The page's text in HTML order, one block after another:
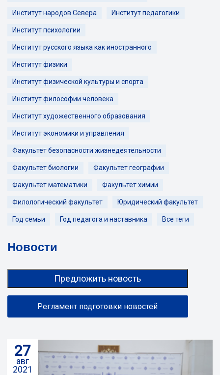
Институт народов Севера Институт педагогики
Институт психологии
Институт русского языка как иностранного
Институт физики
Институт физической культуры и спорта
Институт философии человека
Институт художественного образования
Институт экономики и управления
Факультет безопасности жизнедеятельности
Факультет биологии Факультет географии
Факультет математики Факультет химии
Филологический факультет Юридический факультет
Год семьи Год педагога и наставника Все теги
Новости
27
авг
2021
Предложить новость
Регламент подготовки новостей